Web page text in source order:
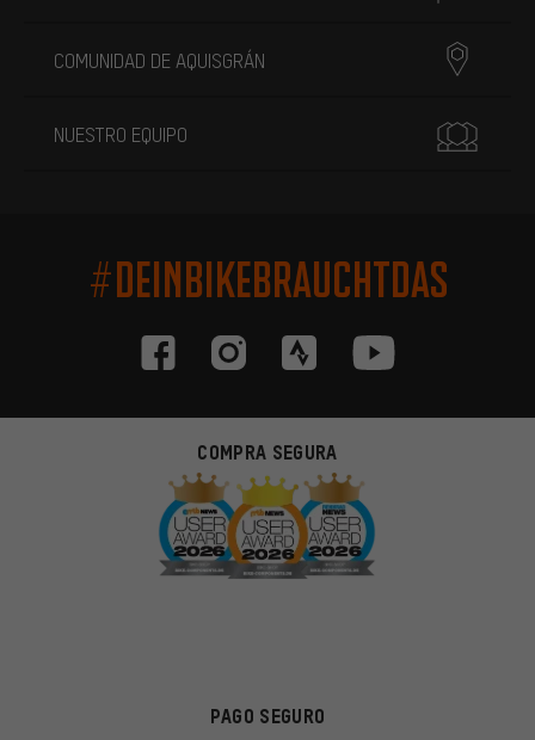
COMUNIDAD DE AQUISGRÁN
NUESTRO EQUIPO
#DEINBIKEBRAUCHTDAS
COMPRA SEGURA
PAGO SEGURO